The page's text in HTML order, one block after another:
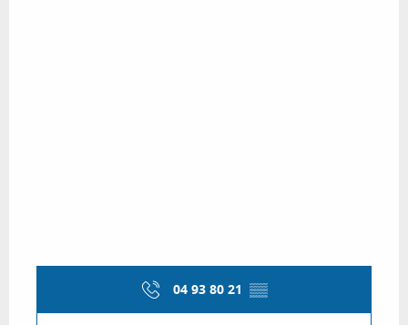
04 93 80 21 ▒▒